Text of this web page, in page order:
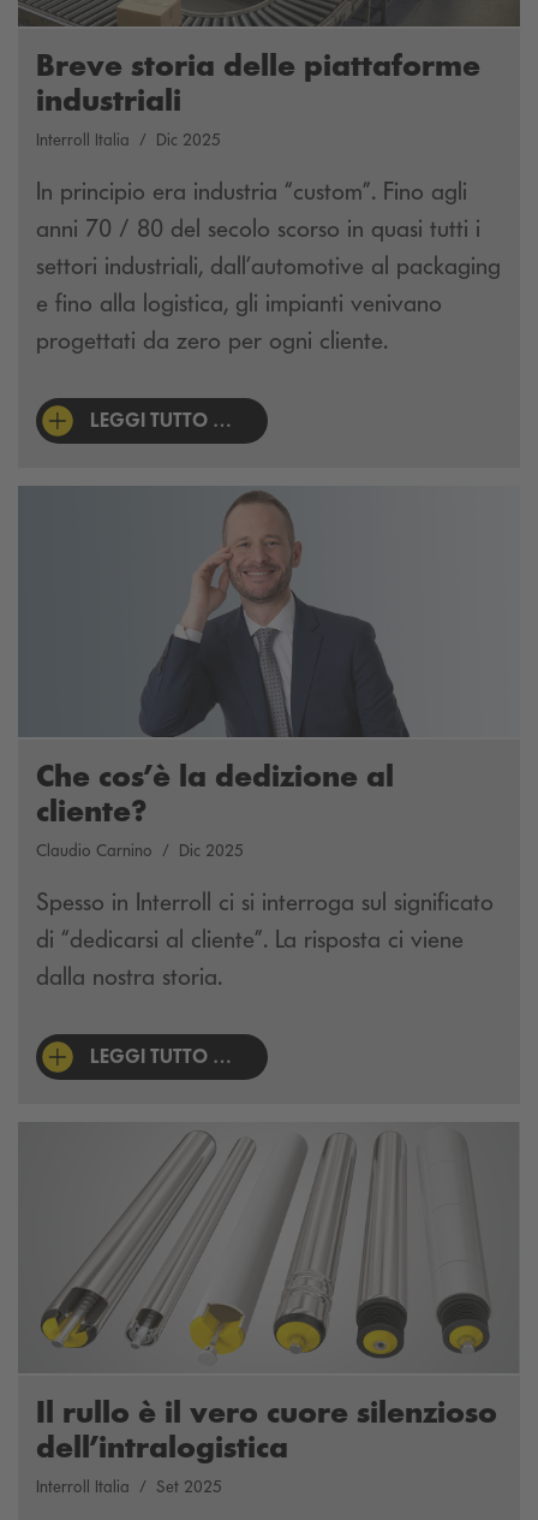
Breve storia delle piattaforme
industriali
Interroll Italia Dic 2025
In principio era industria “custom”. Fino agli
anni 70 / 80 del secolo scorso in quasi tutti i
settori industriali, dall’automotive al packaging
e fino alla logistica, gli impianti venivano
progettati da zero per ogni cliente.
LEGGI TUTTO …
Che cos’è la dedizione al
cliente?
Claudio Carnino Dic 2025
Spesso in Interroll ci si interroga sul significato
di “dedicarsi al cliente”. La risposta ci viene
dalla nostra storia.
LEGGI TUTTO …
Il rullo è il vero cuore silenzioso
dell’intralogistica
Interroll Italia Set 2025